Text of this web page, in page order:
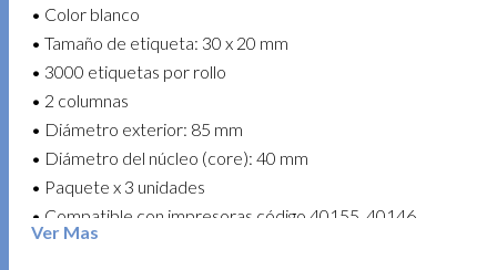
• Color blanco
• Tamaño de etiqueta: 30 x 20 mm
• 3000 etiquetas por rollo
• 2 columnas
• Diámetro exterior: 85 mm
• Diámetro del núcleo (core): 40 mm
• Paquete x 3 unidades
• Compatible con impresoras código 40155, 40146,
40229 y 40239
Ver Mas